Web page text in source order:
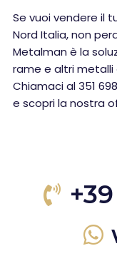
Se vuoi vendere il
Nord Italia, non
Metalman è la
rame e altri metalli
Chiamaci al 351
e scopri la nostra